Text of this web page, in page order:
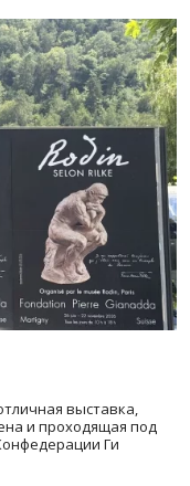
выставка,
и проходящая под
Ги